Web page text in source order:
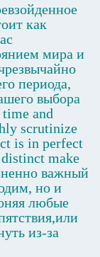
как
мира и
периода,
выбора
and
scrutinize
is in perfect
make
важный
но и
любые
из-за